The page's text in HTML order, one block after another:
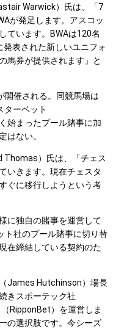
Warwick）氏は、「7
が発足します。アスコッ
ています。BWAは120名
表された新しいユニフォ
馬券が提供されます」と
催される。同競馬場は
ターベット
始まったプール賭事に加
はない。
Thomas）氏は、「チェス
いきます。現在チェスタ
ぐに移行しようという考
に独自の賭事を運営して
ト社のプール賭事に切り替
在締結している契約のた
James Hutchinson）場長
きスポーテック社
RipponBet）を運営しま
の選択肢です。今シーズ